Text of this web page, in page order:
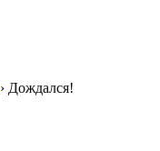
› Дождался!